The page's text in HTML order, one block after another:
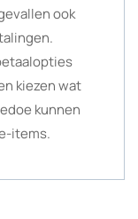
ook
kiezen wat
kunnen
items.